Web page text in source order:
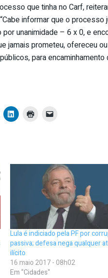
que tinha no Carf,
informar que o
unanimidade – 6 x 0, e
jamais prometeu, ofereceu
para
Lula é indiciado pela PF por
passiva; defesa nega qualquer
ilícito
16 maio 2017 - 08h02
Em "Cidades"